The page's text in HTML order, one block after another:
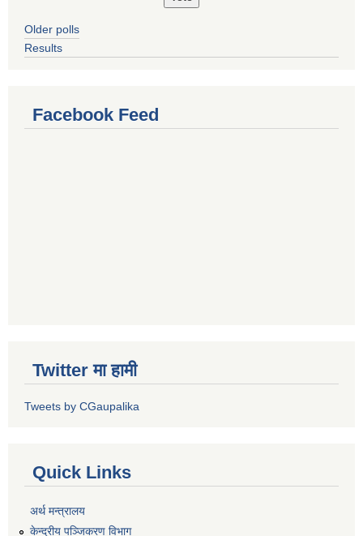
Older polls
Results
Facebook Feed
Twitter मा हामी
Tweets by CGaupalika
Quick Links
अर्थ मन्त्रालय
केन्द्रीय पञ्जिकरण विभाग